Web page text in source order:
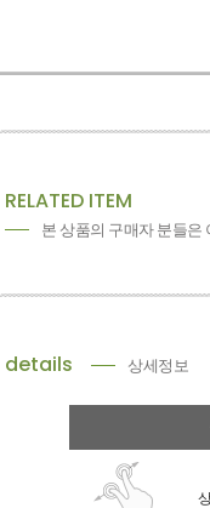
RELATED ITEM
본 상품의 구매자 분들은
details 상세정보